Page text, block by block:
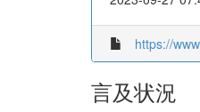
https://
言及状況